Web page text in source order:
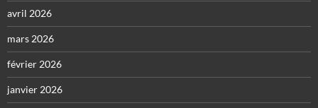
avril 2026
mars 2026
février 2026
janvier 2026